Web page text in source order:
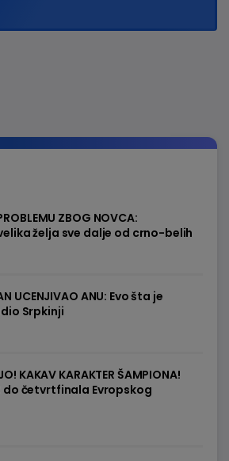
ZBOG NOVCA:
želja sve dalje od crno-belih
UCENJIVAO ANU: Evo šta je
Srpkinji
KAKAV KARAKTER ŠAMPIONA!
do četvrtfinala Evropskog